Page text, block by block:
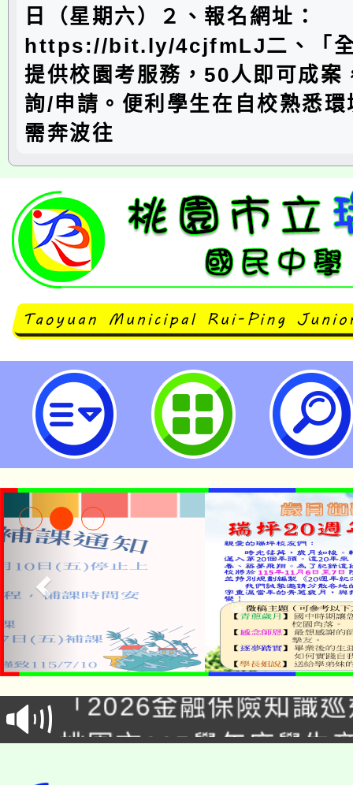
日（星期六）２、報名網址：
https://bit.ly/4cjfmLJ二、「全
提供校園考服務，50人即可成案
詢/申請。便利學生在自校熟悉
需奔波往
neilrpjhstyc網站設計者：徐嘉
公告本校115學年度第
代理(課)教師甄選結果(
「2026金融保險知識
車」活動
桃園市115學年度學生